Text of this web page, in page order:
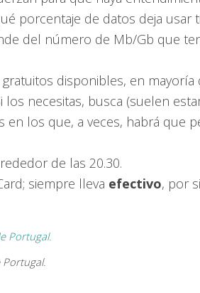
porcentaje de datos deja usar
del número de Mb/Gb que
gratuitos disponibles, en mayoría
los necesitas, busca (suelen
en los que, a veces, habrá que
de las 20.30.
siempre lleva efectivo, por si